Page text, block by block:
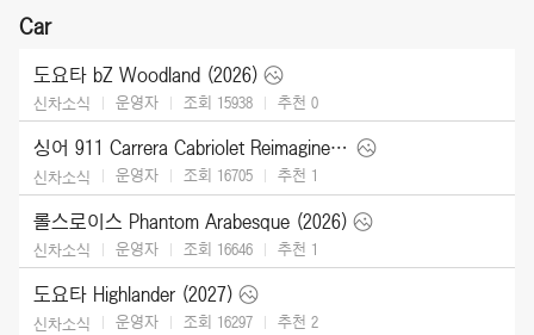
Car
도요타 bZ Woodland (2026)
신차소식 운영자 조회 15938 추천 0
싱어 911 Carrera Cabriolet Reimagined Type 964 (2026)
신차소식 운영자 조회 16705 추천 1
롤스로이스 Phantom Arabesque (2026)
신차소식 운영자 조회 16646 추천 1
도요타 Highlander (2027)
신차소식 운영자 조회 16297 추천 2